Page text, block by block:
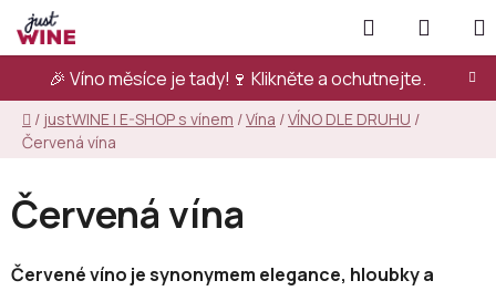
Přejít
na
obsah
🎉 Víno měsíce je tady!🍷 Klikněte a ochutnejte.
Hledat
KOŠÍK
Domů
/ justWINE | E-SHOP s vínem /Vína /VÍNO DLE DRUHU /
Červená vína
Červená vína
Červené víno je synonymem elegance, hloubky a